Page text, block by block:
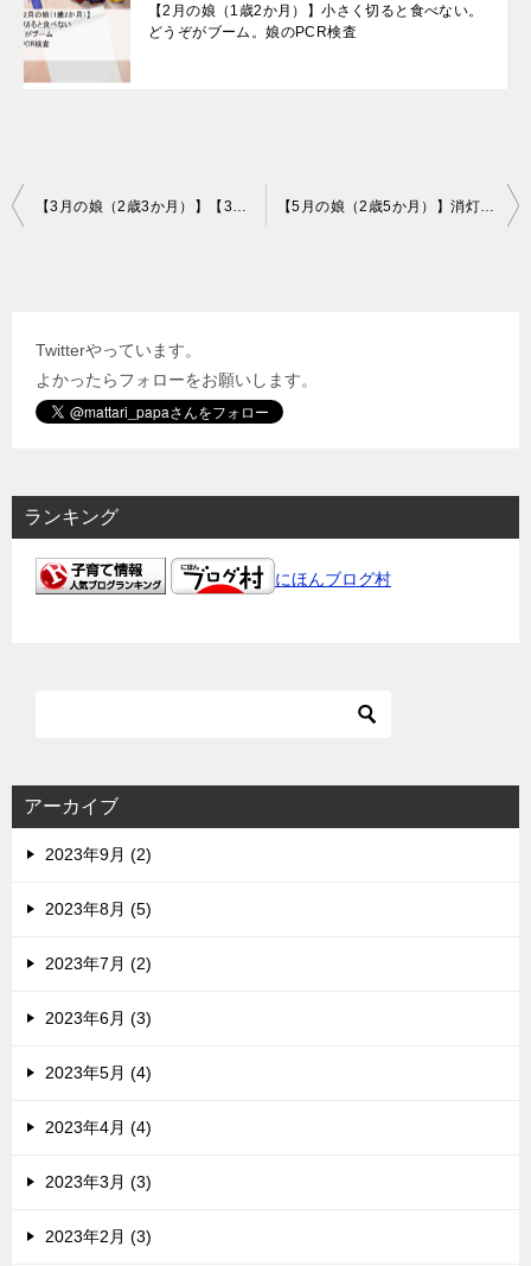
【2月の娘（1歳2か月）】小さく切ると食べない。
どうぞがブーム。娘のPCR検査
投
ン
【3月の娘（2歳3か月）】【3月の娘（2歳3か月）】ベビーカーの2人乗りを嫌がるように。理由を言うとやめてくれる。好きとか嫌いとか言うように 【5月の娘（2歳5か月）】消灯時間を早めたら早く寝るように。なんで？を繰り返す。髪ゴムを取って口に入れる
Twitterやっています。
よかったらフォローをお願いします。
ランキング
にほんブログ村
アーカイブ
2023年9月 (2)
2023年8月 (5)
2023年7月 (2)
2023年6月 (3)
2023年5月 (4)
2023年4月 (4)
2023年3月 (3)
2023年2月 (3)